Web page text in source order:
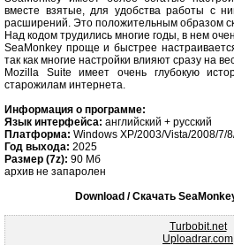
вместе взятые, для удобства работы с
расширений. Это положительным образом
Над кодом трудились многие годы, в нем
SeaMonkey проще и быстрее
так как многие настройки влияют сразу на
Mozilla Suite имеет очень глубокую
старожилам интернета.
Информация о программе:
Язык интерфейса: английский + русский
Платформа: Windows XP/2003/Vista/2008/7/
Год выхода: 2025
Размер (7z): 90 Мб
архив не запаролен
Download / Скачать
Turbobit.net
Uploadrar.com